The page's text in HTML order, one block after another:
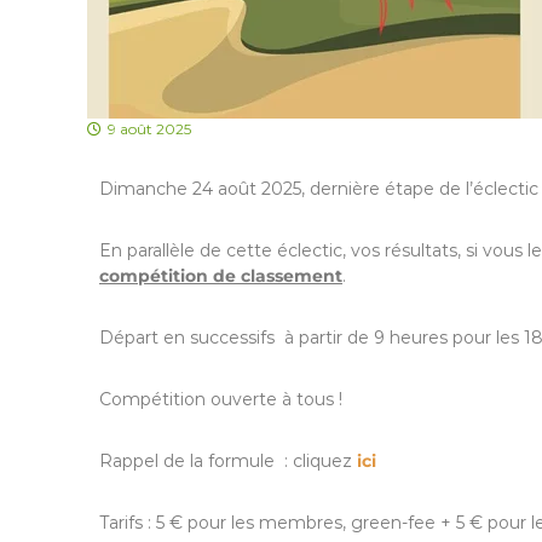
9 août 2025
Dimanche 24 août 2025, dernière étape de
En parallèle de cette éclectic, vos résultats, si
compétition de classement.
Départ en successifs à partir de 9 heures pour les
Compétition ouverte à tous !
Rappel de la formule : cliquez ici
Tarifs : 5 € pour les membres, green-fee + 5 € pour